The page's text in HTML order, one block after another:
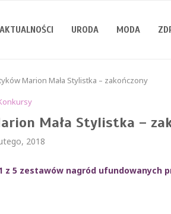
AKTUALNOŚCI URODA MODA
Marion Mała Stylistka – zakończony
Mała Stylistka –
2018
5 zestawów nagród ufundowanych